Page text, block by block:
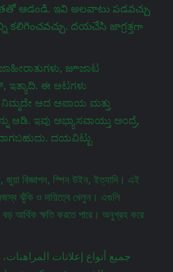
ఆడండి. ఇవి అలవాటు పడవచ్చు
కలిగించవచ్చు. దయచేసి జాగ్రತ್ತగా
జూಜಾಟ
ಇತ್ಯಾದಿ. ಈ ಆಟಗಳು
ನಿಮ್ಮದೇ ಆದ ಅಪಾಯ ಮತ್ತು
ಆಡಿ. ಇವು ಅಭ್ಯಾಸವಾಯ್ತು ಅಂದ್ರೆ,
ದಯವಿಟ್ಟು
জুয়া বিজ্ঞাপন, স্পিন উইন, ইত্যাদি। এই
ঝুঁকি ও দায়িত্বে খেলুন। এগুলি
আর্থিক ক্ষতি করতে পারে। অনুগ্রহ করে